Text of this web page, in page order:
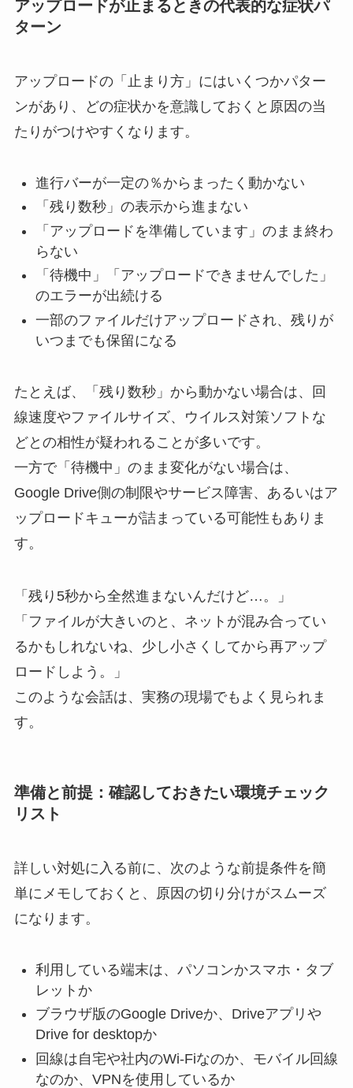
アップロードが止まるときの代表的な症状パ
ターン
アップロードの「止まり方」にはいくつかパター
ンがあり、どの症状かを意識しておくと原因の当
たりがつけやすくなります。
進行バーが一定の％からまったく動かない
「残り数秒」の表示から進まない
「アップロードを準備しています」のまま終わ
らない
「待機中」「アップロードできませんでした」
のエラーが出続ける
一部のファイルだけアップロードされ、残りが
いつまでも保留になる
たとえば、「残り数秒」から動かない場合は、回
線速度やファイルサイズ、ウイルス対策ソフトな
どとの相性が疑われることが多いです。
一方で「待機中」のまま変化がない場合は、
Google Drive側の制限やサービス障害、あるいはア
ップロードキューが詰まっている可能性もありま
す。
「残り5秒から全然進まないんだけど…。」
「ファイルが大きいのと、ネットが混み合ってい
るかもしれないね、少し小さくしてから再アップ
ロードしよう。」
このような会話は、実務の現場でもよく見られま
す。
準備と前提：確認しておきたい環境チェック
リスト
詳しい対処に入る前に、次のような前提条件を簡
単にメモしておくと、原因の切り分けがスムーズ
になります。
利用している端末は、パソコンかスマホ・タブ
レットか
ブラウザ版のGoogle Driveか、Driveアプリや
Drive for desktopか
回線は自宅や社内のWi-Fiなのか、モバイル回線
なのか、VPNを使用しているか